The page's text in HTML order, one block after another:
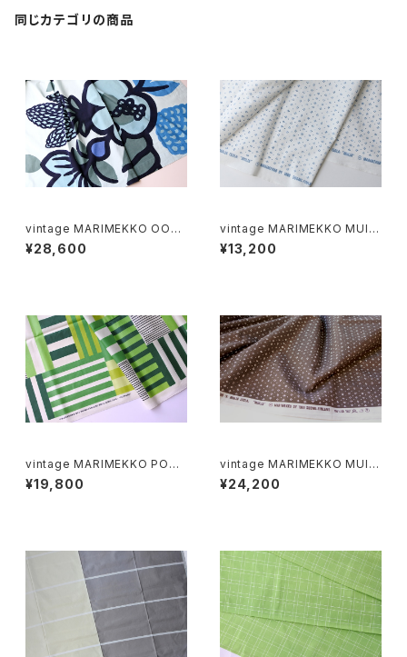
同じカテゴリの商品
vintage MARIMEKKO OON
A fabric / ヴィンテージ マリメ
ッコ オオナ ファブリック
¥28,600
vintage MARIMEKKO MUIJ
A fabric white × light blue
/ ヴィンテージ マリメッコ ムイヤ
¥13,200
vintage MARIMEKKO POTP
URI coated fabric / ヴィンテ
ージ マリメッコ ポップリ アクリ
¥19,800
vintage MARIMEKKO MUIJ
A fabric brown × white / ヴ
ィンテージ マリメッコ ムイヤ フ
¥24,200